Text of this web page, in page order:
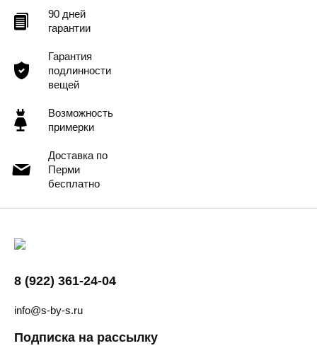
90 дней
гарантии
Гарантия
подлинности
вещей
Возможность
примерки
Доставка по
Перми
бесплатно
8 (922) 361-24-04
info@s-by-s.ru
Подписка на рассылку